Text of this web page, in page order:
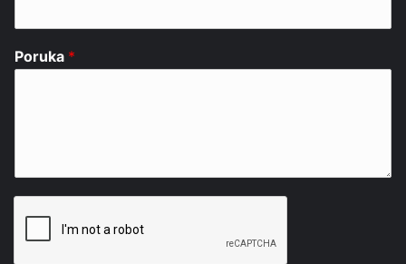
Poruka *